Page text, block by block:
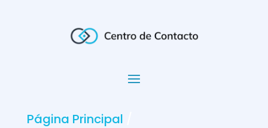
Página Principal